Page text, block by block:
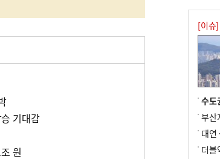
기대감
원
[이슈]